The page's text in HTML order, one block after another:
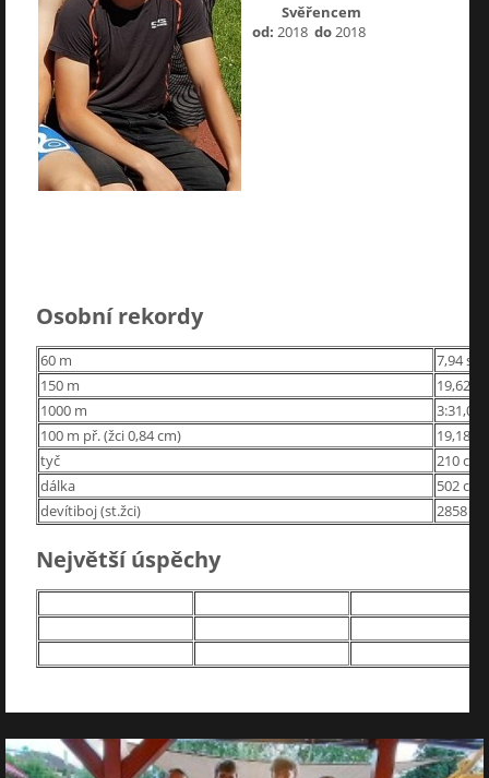
Svěřencem
od: 2018 do2018
Osobní rekordy
60 m
7,94 s
150 m
19,62 s
1000 m
3:31,06
100 m př. (žci 0,84 cm)
19,18 s
tyč
210 cm
dálka
502 cm
devítiboj (st.žci)
2858 b.
Největší úspěchy